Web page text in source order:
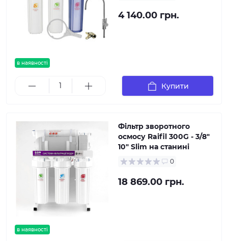
в наявності
4 140.00 грн.
Купити
в наявності
Фільтр зворотного
осмосу Raifil 300G - 3/8"
10" Slim на станині
0
18 869.00 грн.